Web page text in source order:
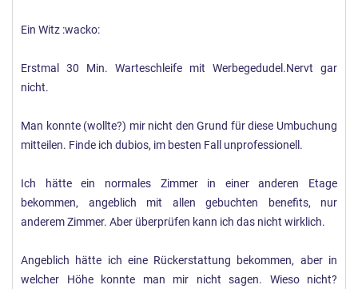
Ein Witz :wacko:
Erstmal 30 Min. Warteschleife mit Werbegedudel.Nervt gar
nicht.
Man konnte (wollte?) mir nicht den Grund für diese Umbuchung
mitteilen. Finde ich dubios, im besten Fall unprofessionell.
Ich hätte ein normales Zimmer in einer anderen Etage
bekommen, angeblich mit allen gebuchten benefits, nur
anderem Zimmer. Aber überprüfen kann ich das nicht wirklich.
Angeblich hätte ich eine Rückerstattung bekommen, aber in
welcher Höhe konnte man mir nicht sagen. Wieso nicht?